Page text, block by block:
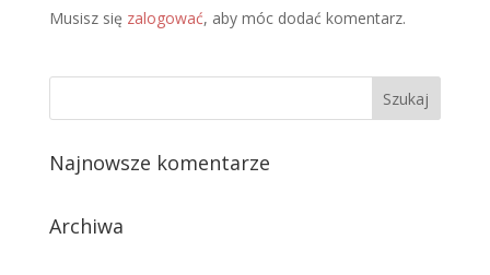
Musisz się zalogować, aby móc dodać komentarz.
Najnowsze komentarze
Archiwa